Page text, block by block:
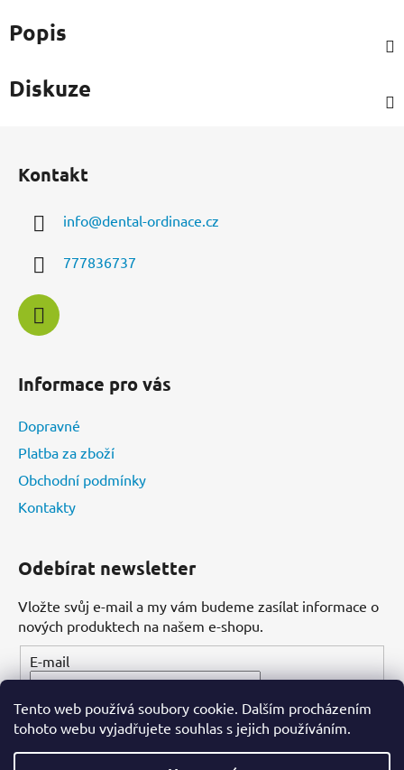
Tento web používá soubory cookie. Dalším procházením
tohoto webu vyjadřujete souhlas s jejich používáním.
Popis
Diskuze
Kontakt
info@dental-ordinace.cz
777836737
Informace pro vás
Dopravné
Platba za zboží
Obchodní podmínky
Kontakty
Odebírat newsletter
Vložte svůj e-mail a my vám budeme zasílat informace o
nových produktech na našem e-shopu.
E-mail
PŘIHLÁSIT SE